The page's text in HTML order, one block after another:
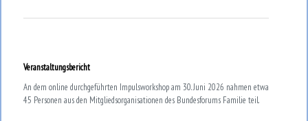
Veranstaltungsbericht
An dem online durchgeführten Impulsworkshop am 30. Juni 2026 nahmen etwa
45 Personen aus den Mitgliedsorganisationen des Bundesforums Familie teil.